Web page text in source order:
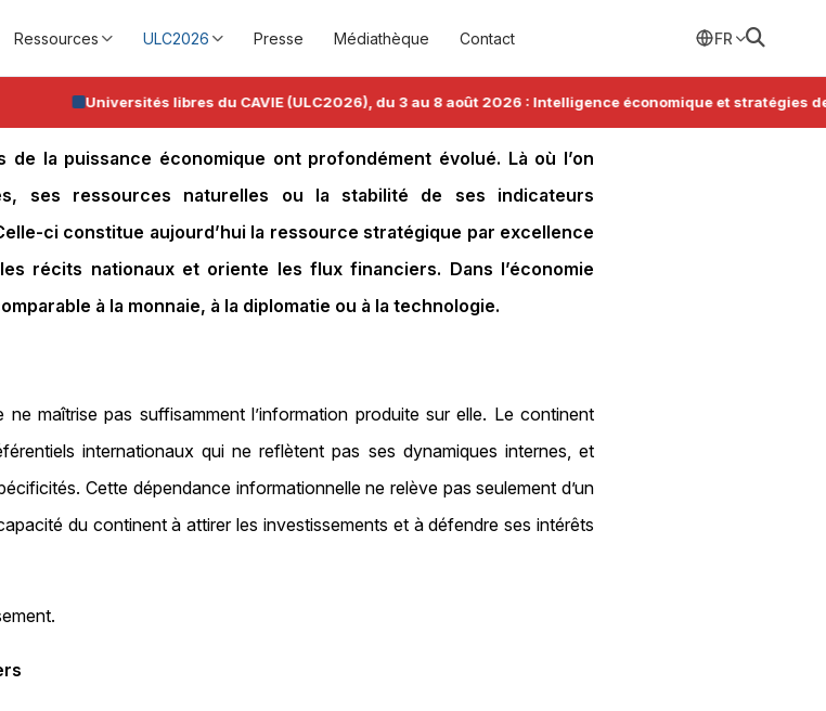
Universités libres du CAVIE (ULC2026), du 3 au 8 août 2026 : Intelligence économique et stratégies de
Ressources ULC2026 Presse Médiathèque Contact FR
la puissance économique ont profondément évolué. Là où l’on
ses ressources naturelles ou la stabilité de ses indicateurs
constitue aujourd’hui la ressource stratégique par excellence
récits nationaux et oriente les flux financiers. Dans l’économie
à la monnaie, à la diplomatie ou à la technologie.
maîtrise pas suffisamment l’information produite sur elle. Le continent
internationaux qui ne reflètent pas ses dynamiques internes, et
Cette dépendance informationnelle ne relève pas seulement d’un
du continent à attirer les investissements et à défendre ses intérêts